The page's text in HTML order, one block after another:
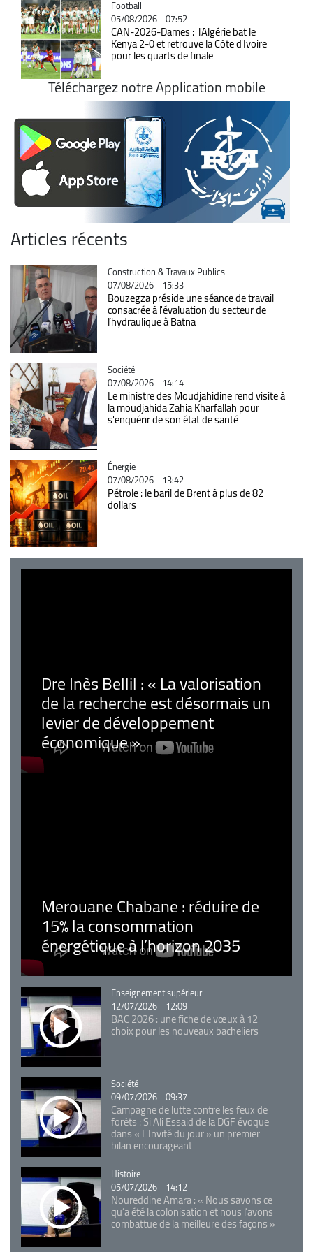
Catégorie
Football
05/08/2026 - 07:52
CAN-2026-Dames : l'Algérie bat le
Kenya 2-0 et retrouve la Côte d'Ivoire
pour les quarts de finale
Téléchargez notre Application mobile
Articles récents
Catégorie
Construction & Travaux Publics
07/08/2026 - 15:33
Bouzegza préside une séance de travail
consacrée à l'évaluation du secteur de
l’hydraulique à Batna
Catégorie
Société
07/08/2026 - 14:14
Le ministre des Moudjahidine rend visite à
la moudjahida Zahia Kharfallah pour
s'enquérir de son état de santé
Catégorie
Énergie
07/08/2026 - 13:42
Pétrole : le baril de Brent à plus de 82
dollars
Dre Inès Bellil : « La valorisation
de la recherche est désormais un
levier de développement
économique »
Merouane Chabane : réduire de
15% la consommation
énergétique à l’horizon 2035
Catégorie
Enseignement supérieur
12/07/2026 - 12:09
BAC 2026 : une fiche de vœux à 12
choix pour les nouveaux bacheliers
Catégorie
Société
09/07/2026 - 09:37
Campagne de lutte contre les feux de
forêts : Si Ali Essaid de la DGF évoque
dans « L'Invité du jour » un premier
bilan encourageant
Catégorie
Histoire
05/07/2026 - 14:12
Noureddine Amara : « Nous savons ce
qu’a été la colonisation et nous l’avons
combattue de la meilleure des façons »